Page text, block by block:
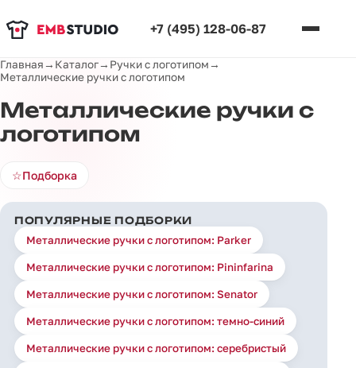
+7 (495) 128-06-87
Главная→ Каталог→ Ручки с логотипом→
Металлические ручки с логотипом
Металлические ручки с
логотипом
☆Подборка
ПОПУЛЯРНЫЕ ПОДБОРКИ
Металлические ручки с логотипом: Parker
Металлические ручки с логотипом: Pininfarina
Металлические ручки с логотипом: Senator
Металлические ручки с логотипом: темно-синий
Металлические ручки с логотипом: серебристый